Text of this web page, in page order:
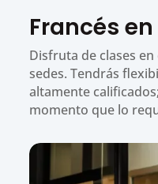
Francés
Disfruta de clases
sedes. Tendrás
altamente
momento que lo